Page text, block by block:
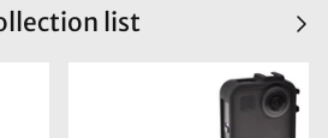
list